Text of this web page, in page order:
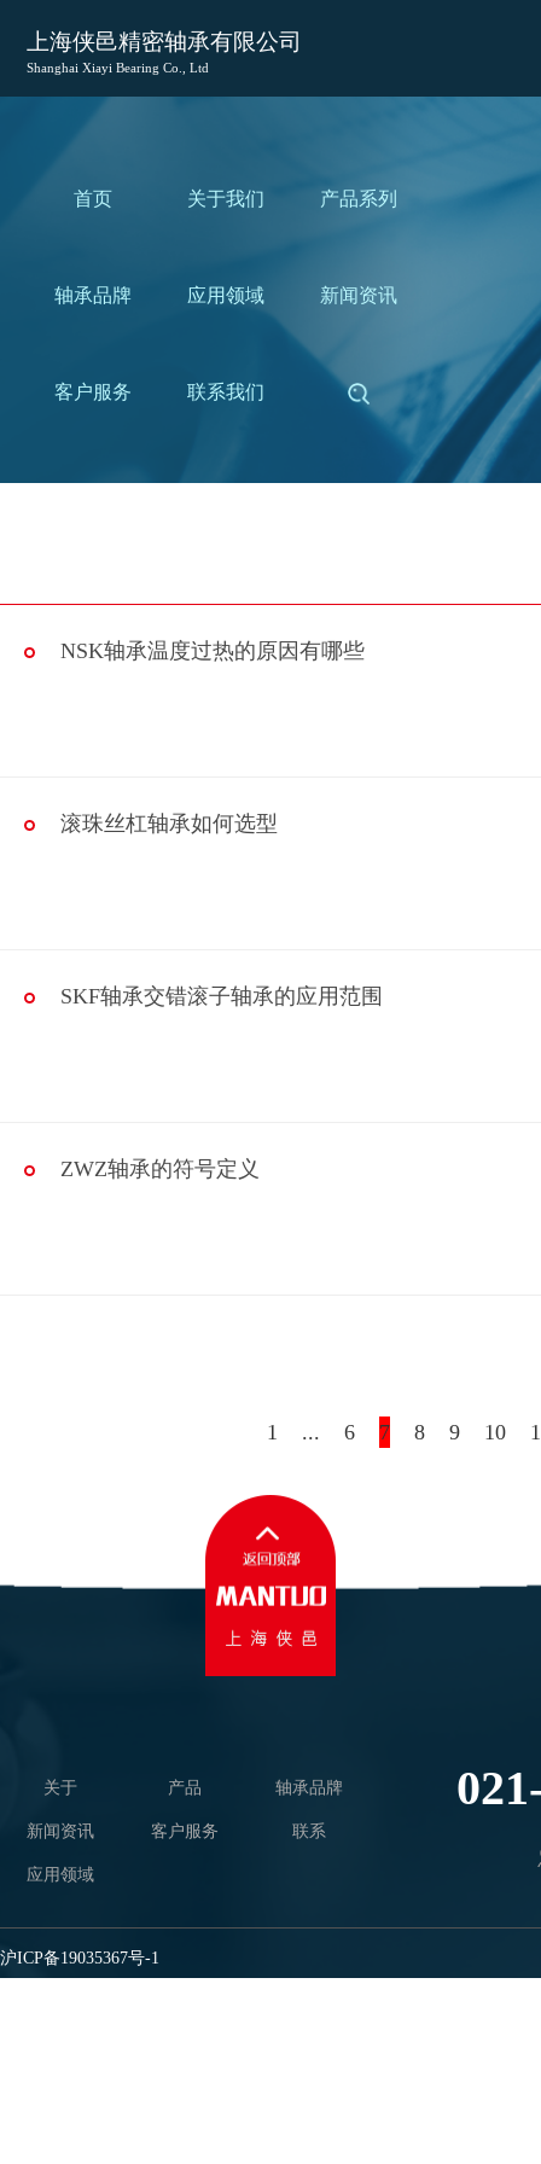
上海侠邑精密轴承有限公司
Shanghai Xiayi Bearing Co., Ltd
首页 关于我们 产品系列
轴承品牌 应用领域 新闻资讯
客户服务 联系我们
NSK轴承温度过热的原因有哪些
滚珠丝杠轴承如何选型
SKF轴承交错滚子轴承的应用范围
ZWZ轴承的符号定义
1 ... 6 7 8 9 10
关于 产品 轴承品牌
新闻资讯 客户服务 联系
应用领域
沪ICP备19035367号-1